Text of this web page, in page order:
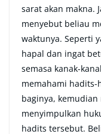
sarat akan makna.
menyebut beliau
waktunya. Seperti
hapal dan ingat
semasa kanak-
memahami hadits-
baginya,
menyimpulkan
hadits tersebut.